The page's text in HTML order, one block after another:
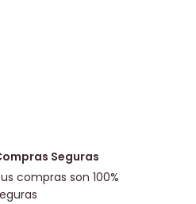
Seguras
compras son 100%